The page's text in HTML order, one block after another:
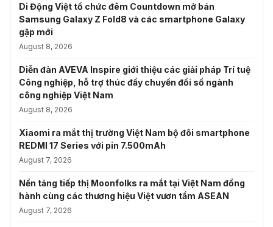
Di Động Việt tổ chức đêm Countdown mở bán
Samsung Galaxy Z Fold8 và các smartphone Galaxy
gập mới
August 8, 2026
Diễn đàn AVEVA Inspire giới thiệu các giải pháp Trí tuệ
Công nghiệp, hỗ trợ thúc đẩy chuyển đổi số ngành
công nghiệp Việt Nam
August 8, 2026
Xiaomi ra mắt thị trường Việt Nam bộ đôi smartphone
REDMI 17 Series với pin 7.500mAh
August 7, 2026
Nền tảng tiếp thị Moonfolks ra mắt tại Việt Nam đồng
hành cùng các thương hiệu Việt vươn tầm ASEAN
August 7, 2026